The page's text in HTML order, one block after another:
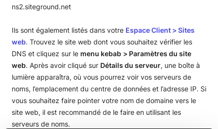
ns2.siteground.net
Ils sont également listés dans votre Espace Client > Sites
web. Trouvez le site web dont vous souhaitez vérifier les
DNS et cliquez sur le menu kebab > Paramètres du site
web. Après avoir cliqué sur Détails du serveur, une boîte à
lumière apparaîtra, où vous pourrez voir vos serveurs de
noms, l’emplacement du centre de données et l’adresse IP. Si
vous souhaitez faire pointer votre nom de domaine vers le
site web, il est recommandé de le faire en utilisant les
serveurs de noms.